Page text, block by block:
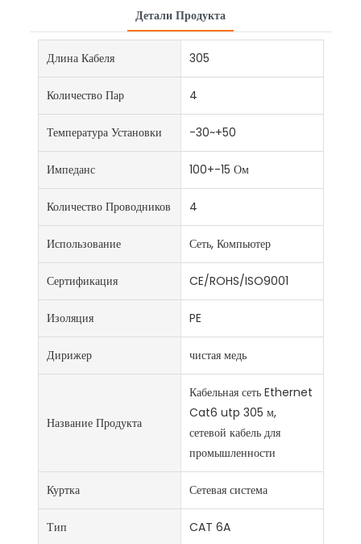
Детали Продукта
Длина Кабеля 305
Количество Пар 4
Температура Установки -30~+50
Импеданс 100+-15 Ом
Количество Проводников 4
Использование Сеть, Компьютер
Сертификация CE/ROHS/ISO9001
Изоляция PE
Дирижер чистая медь
Название Продукта
Кабельная сеть Ethernet
Cat6 utp 305 м,
сетевой кабель для
промышленности
Куртка Сетевая система
Тип CAT 6A